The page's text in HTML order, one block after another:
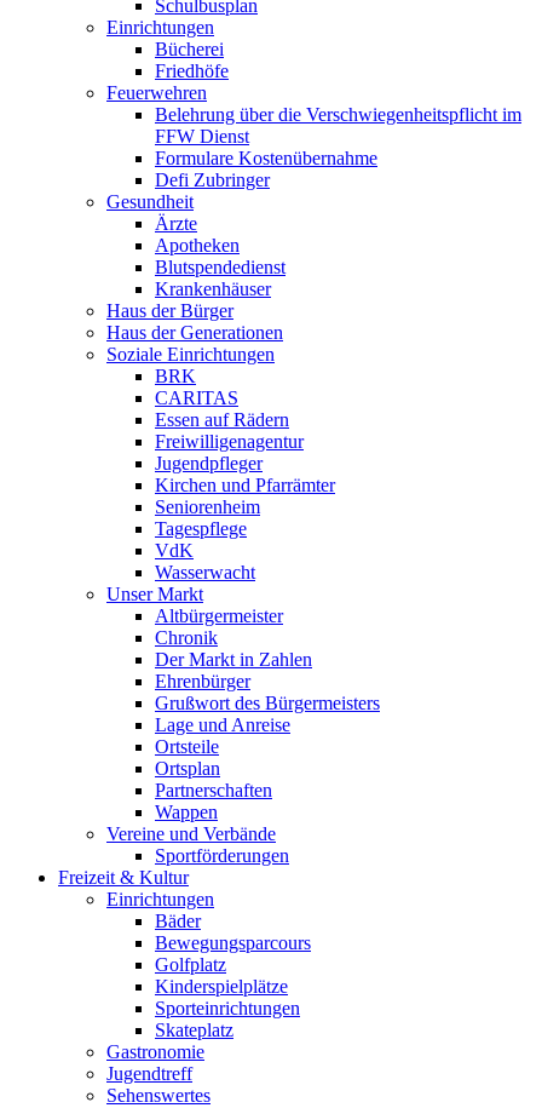
Schulbusplan
Einrichtungen
Bücherei
Friedhöfe
Feuerwehren
Belehrung über die Verschwiegenheitspflicht im
FFW Dienst
Formulare Kostenübernahme
Defi Zubringer
Gesundheit
Ärzte
Apotheken
Blutspendedienst
Krankenhäuser
Haus der Bürger
Haus der Generationen
Soziale Einrichtungen
BRK
CARITAS
Essen auf Rädern
Freiwilligenagentur
Jugendpfleger
Kirchen und Pfarrämter
Seniorenheim
Tagespflege
VdK
Wasserwacht
Unser Markt
Altbürgermeister
Chronik
Der Markt in Zahlen
Ehrenbürger
Grußwort des Bürgermeisters
Lage und Anreise
Ortsteile
Ortsplan
Partnerschaften
Wappen
Vereine und Verbände
Sportförderungen
Freizeit & Kultur
Einrichtungen
Bäder
Bewegungsparcours
Golfplatz
Kinderspielplätze
Sporteinrichtungen
Skateplatz
Gastronomie
Jugendtreff
Sehenswertes